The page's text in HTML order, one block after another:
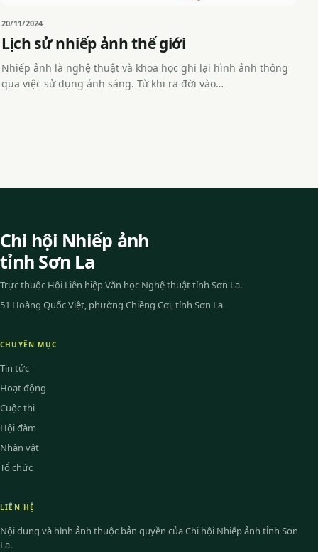
20/11/2024
Lịch sử nhiếp ảnh thế giới
Nhiếp ảnh là nghệ thuật và khoa học ghi lại hình ảnh thông
qua việc sử dụng ánh sáng. Từ khi ra đời vào…
Chi hội Nhiếp ảnh
tỉnh Sơn La
Trực thuộc Hội Liên hiệp Văn học Nghệ thuật tỉnh Sơn La.
51 Hoàng Quốc Việt, phường Chiềng Cơi, tỉnh Sơn La
CHUYÊN MỤC
Tin tức
Hoạt động
Cuộc thi
Hội đàm
Nhân vật
Tổ chức
LIÊN HỆ
Nội dung và hình ảnh thuộc bản quyền của Chi hội Nhiếp ảnh tỉnh Sơn
La.